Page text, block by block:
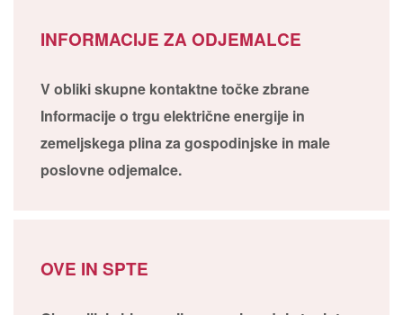
INFORMACIJE ZA ODJEMALCE
V obliki skupne kontaktne točke zbrane
Informacije o trgu električne energije in
zemeljskega plina za gospodinjske in male
poslovne odjemalce.
OVE IN SPTE